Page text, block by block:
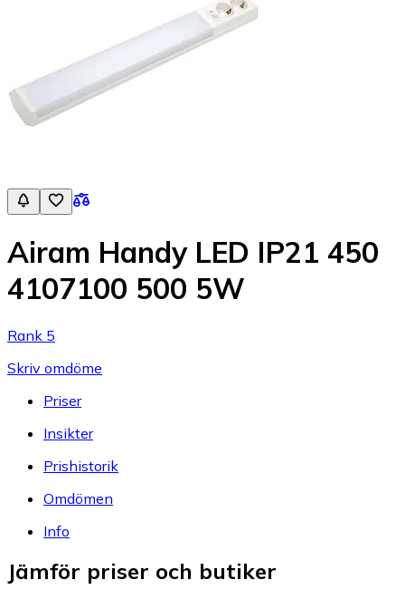
Airam Handy LED IP21 450
4107100 500 5W
Rank 5
Skriv omdöme
Priser
Insikter
Prishistorik
Omdömen
Info
Jämför priser och butiker